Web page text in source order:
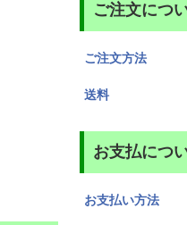
ご注文につ
ご注文方法
送料
お支払につ
お支払い方法